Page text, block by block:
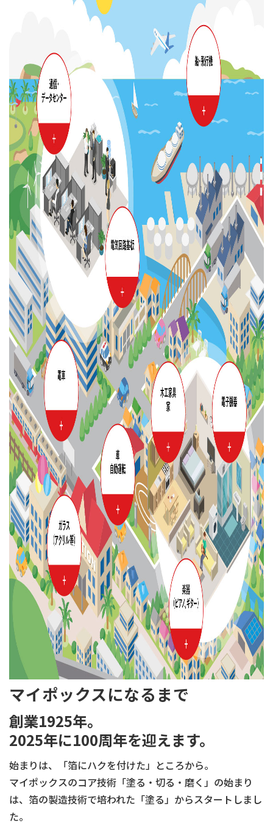
マイポックスになるまで
創業1925年。
2025年に100周年を迎えます。
始まりは、「箔にハクを付けた」ところから。
マイポックスのコア技術「塗る・切る・磨く」の始まり
は、箔の製造技術で培われた「塗る」からスタートしまし
た。